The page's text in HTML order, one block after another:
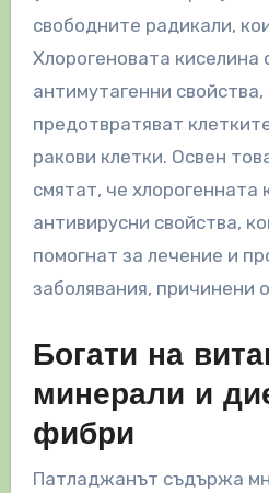
свободните радикали,
Хлорогеновата киселина
антимутагенни
предотвратяват
ракови клетки. Освен
смятат, че хлорогенната
антивирусни свойства,
помогнат за лечение и
заболявания, причинени
Богати на
минерали и
фибри
Патладжанът съдържа